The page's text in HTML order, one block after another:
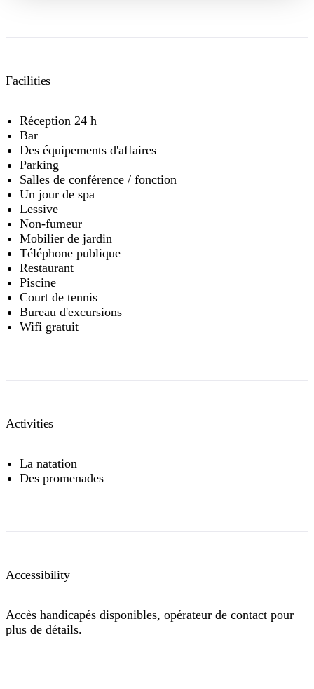
Facilities
Réception 24 h
Bar
Des équipements d'affaires
Parking
Salles de conférence / fonction
Un jour de spa
Lessive
Non-fumeur
Mobilier de jardin
Téléphone publique
Restaurant
Piscine
Court de tennis
Bureau d'excursions
Wifi gratuit
Activities
La natation
Des promenades
Accessibility
Accès handicapés disponibles, opérateur de contact pour
plus de détails.